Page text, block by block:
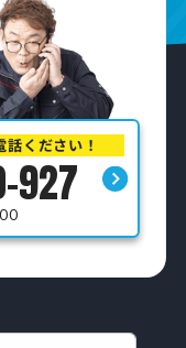
ください！
927